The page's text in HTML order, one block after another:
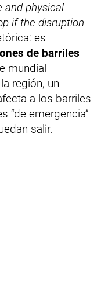
and physical
if the disruption
es
de barriles
mundial
región, un
a los barriles
“de emergencia”
salir.